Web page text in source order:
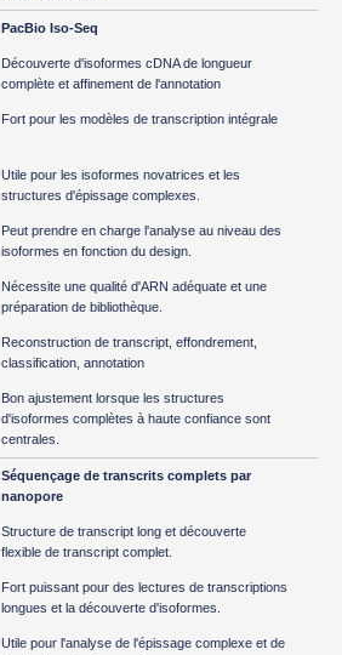
PacBio Iso-Seq
Découverte d'isoformes cDNA de longueur
complète et affinement de l'annotation
Fort pour les modèles de transcription intégrale
Utile pour les isoformes novatrices et les
structures d'épissage complexes.
Peut prendre en charge l'analyse au niveau des
isoformes en fonction du design.
Nécessite une qualité d'ARN adéquate et une
préparation de bibliothèque.
Reconstruction de transcript, effondrement,
classification, annotation
Bon ajustement lorsque les structures
d'isoformes complètes à haute confiance sont
centrales.
Séquençage de transcrits complets par
nanopore
Structure de transcript long et découverte
flexible de transcript complet.
Fort puissant pour des lectures de transcriptions
longues et la découverte d'isoformes.
Utile pour l'analyse de l'épissage complexe et de